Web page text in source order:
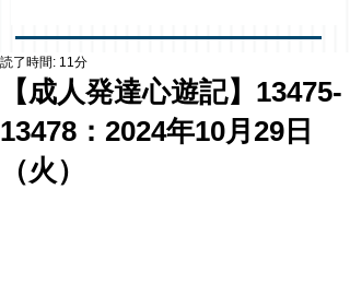
【成人発達心遊記】13475-
13478：2024年10月29日
（火）
読了時間: 11分